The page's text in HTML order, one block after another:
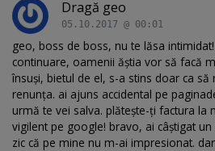
Dragă geo
05.10.2017 @ 00:01
geo, boss de boss, nu te lăsa
continuare, oamenii ăștia vor să facă
însuși, bietul de el, s-a stins doar ca
renunța. ai ajuns accidental pe
urmă te vei salva. plătește-ți factura la
vigilent pe google! bravo, ai câștigat
zic că pe mine nu m-ai impresionat.